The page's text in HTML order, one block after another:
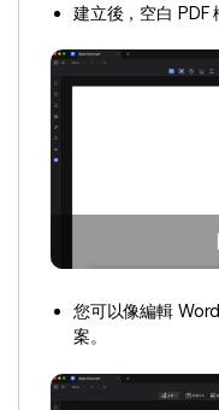
建立後，空白 PDF
您可以像編輯
案。